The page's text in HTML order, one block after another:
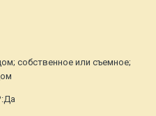
собственное или съемное;